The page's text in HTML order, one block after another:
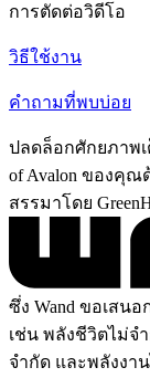
การตัดต่อวิดีโอ
วิธีใช้งาน
คำถามที่พบบ่อย
ปลดล็อกศักยภาพเ
of Avalon ของคุณ
สรรมาโดย
ซึ่ง Wand ขอเสน
เช่น พลังชีวิตไม่จ
จำกัด และพลังงา